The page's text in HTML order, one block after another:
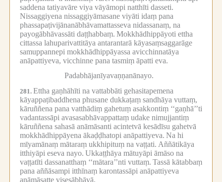
saddena tatiyavāre viya vāyāmopi natthīti dasseti.
Nissaggiyena nissaggiyāmasane viyāti idaṃ pana
phassapaṭivijānanābhāvamattasseva nidassanaṃ, na
payogābhāvassāti daṭṭhabbaṃ. Mokkhādhippāyoti ettha
cittassa lahuparivattitāya antarantarā kāyasaṃsaggarāge
samuppannepi mokkhādhippāyassa avicchinnatāya
anāpattiyeva, vicchinne pana tasmiṃ āpatti eva.
Padabhājanīyavaṇṇanānayo.
281. Ettha gaṇhāhīti na vattabbāti gehasitapemena
kāyappaṭibaddhena phusane dukkaṭaṃ sandhāya vuttaṃ,
kāruññena pana vatthādiṃ gahetuṃ asakkontiṃ ‘‘gaṇhā’’ti
vadantassāpi avasasabhāvappattaṃ udake nimujjantiṃ
kāruññena sahasā anāmāsanti acintetvā kesādīsu gahetvā
mokkhādhippāyena ākaḍḍhatopi anāpattiyeva. Na hi
mīyamānaṃ mātaraṃ ukkhipituṃ na vaṭṭati. Aññātikāya
itthiyāpi eseva nayo. Ukkaṭṭhāya mātuyāpi āmāso na
vaṭṭatīti dassanatthaṃ ‘‘mātara’’nti vuttaṃ. Tassā kātabbaṃ
pana aññāsampi itthīnaṃ karontassāpi anāpattiyeva
anāmāsatte visesābhāvā.